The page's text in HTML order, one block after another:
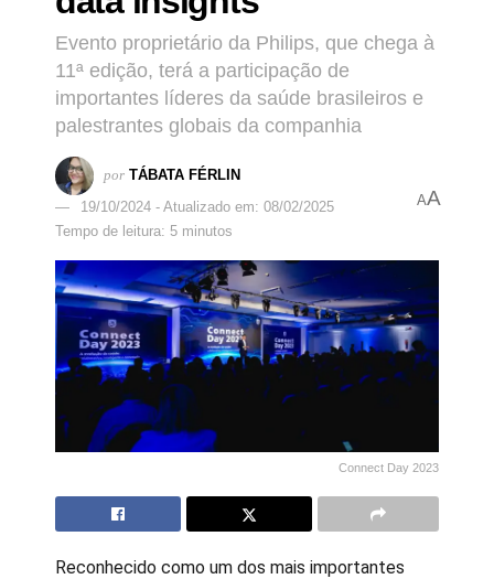
Evento proprietário da Philips, que chega à
11ª edição, terá a participação de
importantes líderes da saúde brasileiros e
palestrantes globais da companhia
por TÁBATA FÉRLIN
19/10/2024 - Atualizado em: 08/02/2025
Tempo de leitura: 5 minutos
AA
Connect Day 2023
Reconhecido como um dos mais importantes